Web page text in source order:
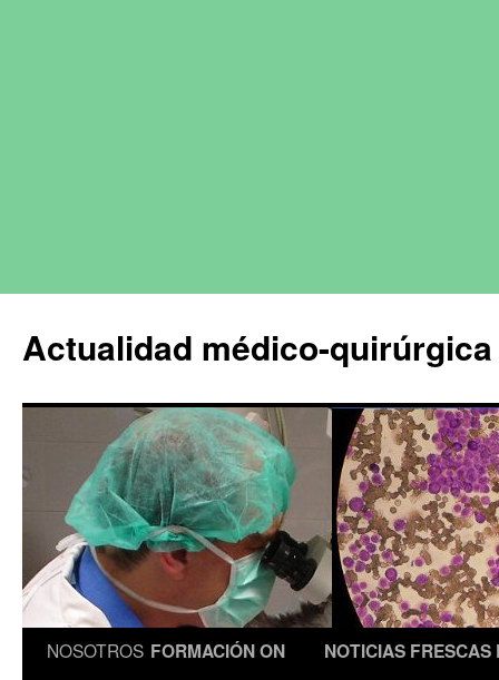
Actualidad médico-
NOSOTROS FORMACIÓN ON
NOTICIAS FRESCAS